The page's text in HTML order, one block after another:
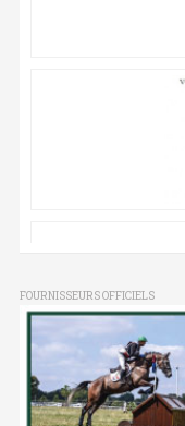
FOURNISSEURS OFFICIELS